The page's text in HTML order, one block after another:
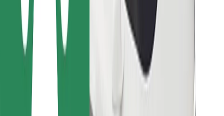
Za lastnike voznih parkov
Za restavracije
Bolt za podjetja
Pogoji poslovanja